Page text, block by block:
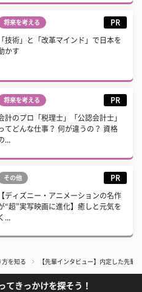
将来を考える PR
「技術」と「改革マインド」で日本を
かす
将来を考える PR
計のプロ「税理士」「公認会計士」
てどんな仕事？ 何が違うの？ 資格
...
その他 PR
【ディズニー・アニメーションの名作
“超”実写映画に進化】癒しと元気を
...
方を知る 【先輩インタビュー】内定した先輩
てきっかけを探そう！